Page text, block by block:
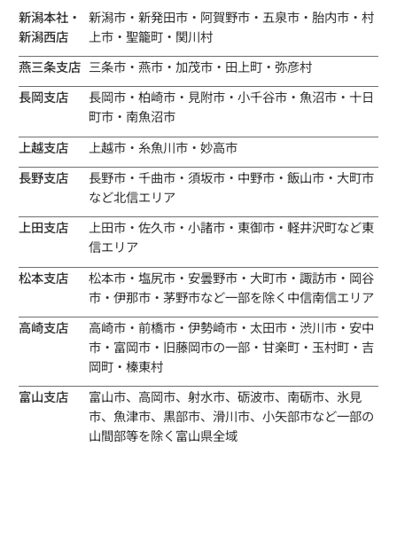
新潟本社・
新潟西店
新潟市・新発田市・阿賀野市・五泉市・胎内市・村
上市・聖籠町・関川村
燕三条支店 三条市・燕市・加茂市・田上町・弥彦村
長岡支店
長岡市・柏崎市・見附市・小千谷市・魚沼市・十日
町市・南魚沼市
上越支店
上越市・糸魚川市・妙高市
長野支店
長野市・千曲市・須坂市・中野市・飯山市・大町市
など北信エリア
上田支店
上田市・佐久市・小諸市・東御市・軽井沢町など東
信エリア
松本支店
松本市・塩尻市・安曇野市・大町市・諏訪市・岡谷
市・伊那市・茅野市など一部を除く中信南信エリア
高崎支店
高崎市・前橋市・伊勢崎市・太田市・渋川市・安中
市・富岡市・旧藤岡市の一部・甘楽町・玉村町・吉
岡町・榛東村
富山支店
富山市、高岡市、射水市、砺波市、南砺市、氷見
市、魚津市、黒部市、滑川市、小矢部市など一部の
山間部等を除く富山県全域